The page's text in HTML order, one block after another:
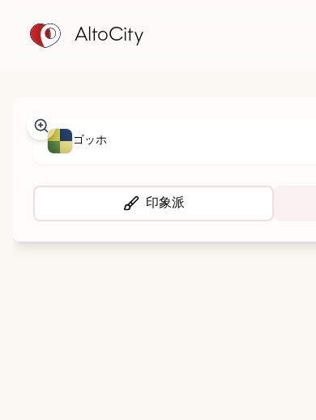
AltoCity
ゴッホ
印象派